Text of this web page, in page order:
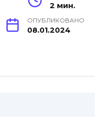
2 мин.
ОПУБЛИКОВАНО
08.01.2024